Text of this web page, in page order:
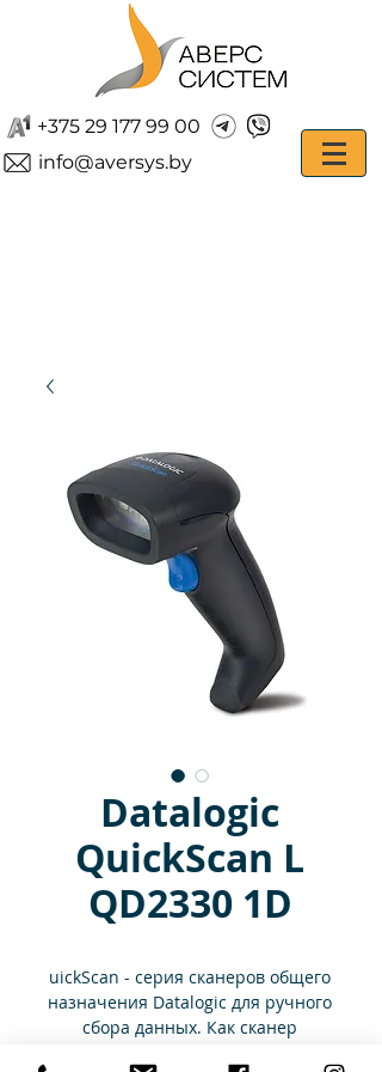
+375 29 177 99 00
info@aversys.by
Datalogic
QuickScan L
QD2330 1D
uickScan - серия сканеров общего
назначения Datalogic для ручного
сбора данных. Как сканер